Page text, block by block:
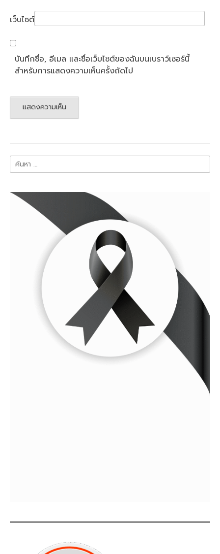
เว็บไซต์
บันทึกชื่อ, อีเมล และชื่อเว็บไซต์ของฉันบนเบราว์เซอร์นี้
สำหรับการแสดงความเห็นครั้งถัดไป
ค้นหา
สำหรับ: